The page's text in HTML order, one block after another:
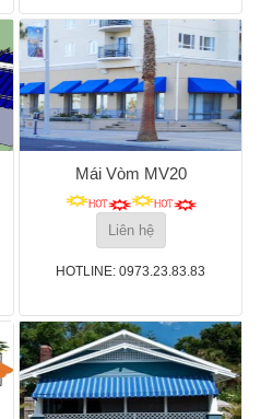
Mái Vòm MV20
Liên hệ
HOTLINE: 0973.23.83.83